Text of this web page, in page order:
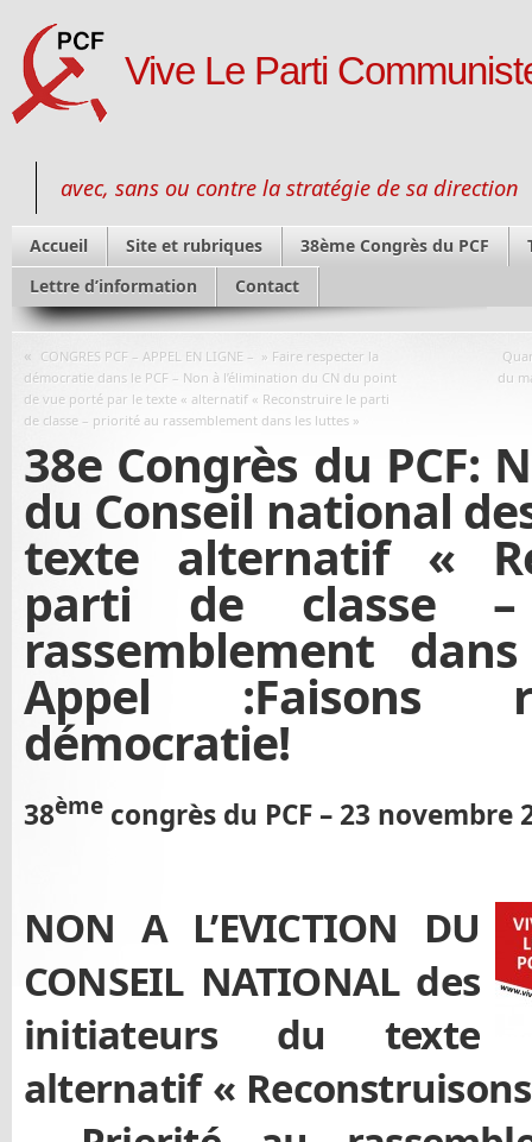
Vive Le Parti
avec, sans ou contre la stratégie de sa direction
Accueil Site et rubriques 38ème Congrès du PCF
Lettre d’information
Contact
« CONGRES PCF – APPEL EN LIGNE – » Faire respecter la
démocratie dans le PCF – Non à l’élimination du CN du point
de vue porté par le texte « alternatif « Reconstruire le parti
de classe – priorité au rassemblement dans les luttes »
du
38e Congrès du PCF:
du Conseil national
texte alternatif «
parti de classe
rassemblement
Appel :Faisons
démocratie!
38ème congrès du PCF – 23 novembre
NON A L’EVICTION DU
CONSEIL NATIONAL des
initiateurs du texte
alternatif «